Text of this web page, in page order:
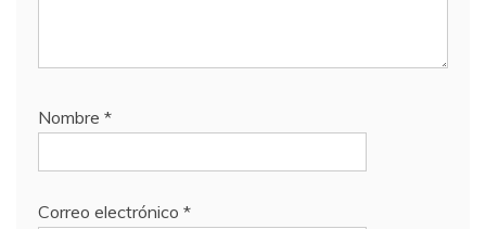
Nombre *
Correo electrónico *